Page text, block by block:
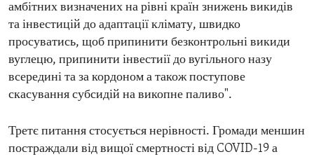
амбітних визначених на рівні країн знижень викидів
та інвестицій до адаптації клімату, швидко
просуватись, щоб припинити безконтрольні викиди
вуглецю, припинити інвестиії до вугільного назу
всередині та за кордоном а також поступове
скасування субсидій на викопне паливо".
Третє питання стосується нерівності. Громади меншин
постраждали від вищої смертності від COVID-19 а